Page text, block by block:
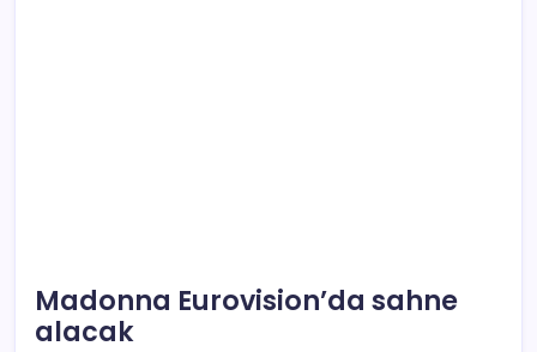
Madonna Eurovision’da sahne
alacak